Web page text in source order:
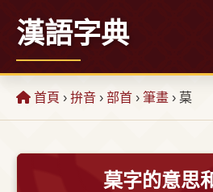
漢語字典
首頁 › 拚音 › 部首 › 筆畫 › 菒
菒字的意思